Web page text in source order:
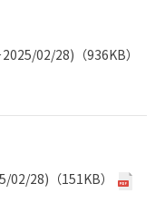
02/28)（936KB）
28)（151KB）